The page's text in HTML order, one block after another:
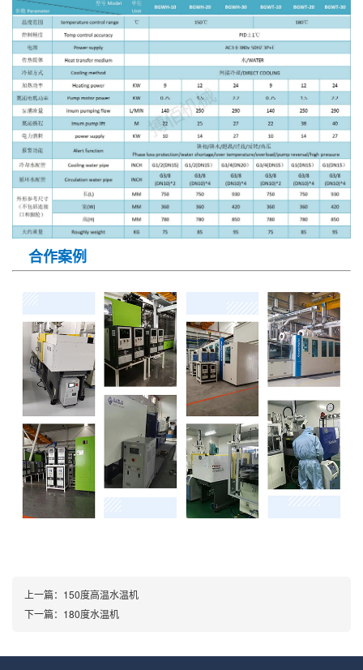
合作案例
上一篇： 150度高温水温机
下一篇： 180度水温机